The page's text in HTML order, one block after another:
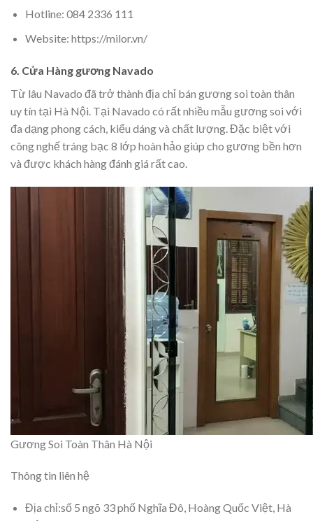
Hotline: 084 2336 111
Website: https://milor.vn/
6. Cửa Hàng gương Navado
Từ lâu Navado đã trở thành địa chỉ bán gương soi toàn thân
uy tín tại Hà Nội. Tại Navado có rất nhiều mẫu gương soi với
đa dạng phong cách, kiểu dáng và chất lượng. Đặc biệt với
công nghế tráng bạc 8 lớp hoàn hảo giúp cho gương bền hơn
và được khách hàng đánh giá rất cao.
Gương Soi Toàn Thân Hà Nội
Thông tin liên hệ
Địa chỉ:số 5 ngõ 33 phố Nghĩa Đô, Hoàng Quốc Việt, Hà